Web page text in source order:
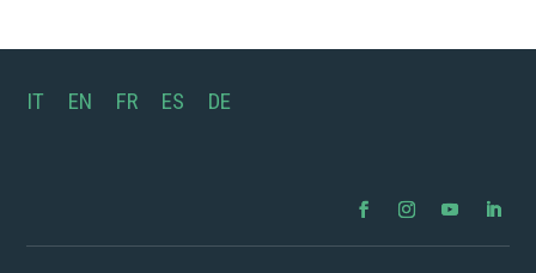
IT EN FR ES DE